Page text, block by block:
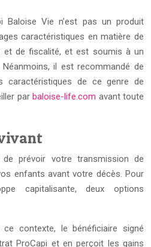
Baloise Vie n’est pas un produit
caractéristiques en matière de
et de fiscalité, et est soumis à un
il est recommandé de
caractéristiques de ce genre de
parbaloise-life.com avant toute
prévoir votre transmission de
enfants avant votre décès. Pour
capitalisante, deux options
contexte, le bénéficiaire signé
ProCapi et en perçoit les gains